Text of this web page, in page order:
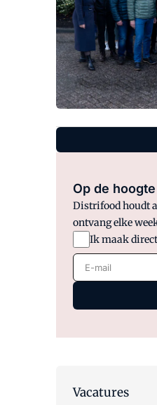
Op de
Distrifood houdt
ontvang elke
Ik maak
E-mail
Vacatures